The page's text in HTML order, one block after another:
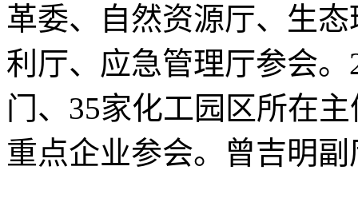
革委、自然资源厅、生
利厅、应急管理厅参会
门、35家化工园区所在
重点企业参会。曾吉明